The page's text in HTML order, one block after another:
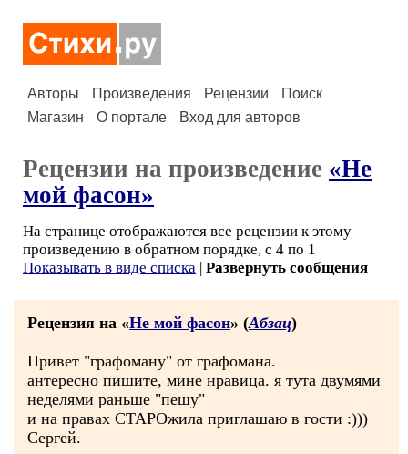
Авторы Произведения Рецензии
Поиск
Магазин
О портале Вход для авторов
Рецензии на произведение «Не
мой фасон»
На странице отображаются все рецензии к этому
произведению в обратном порядке, с 4 по 1
Показывать в виде списка | Развернуть сообщения
Рецензия на «Не мой фасон» (Абзац)
Привет "графоману" от графомана.
антересно пишите, мине нравица. я тута двумями
неделями раньше "пешу"
и на правах СТАРОжила приглашаю в гости :)))
Сергей.